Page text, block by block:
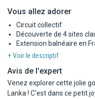
Vous allez adorer
Circuit collectif
Découverte de 4 sites
Extension balnéaire en
+ Voir le descriptif
Avis de l'expert
Venez explorer cette jolie
Lanka ! C'est dans ce petit